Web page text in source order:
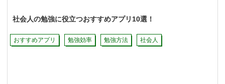
社会人の勉強に役立つおすすめアプリ10選！
おすすめアプリ 勉強効率 勉強方法 社会人